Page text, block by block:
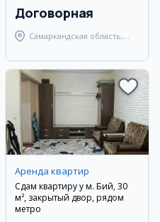
Договорная
Самаркандская область,
Аренда квартир
Сдам квартиру у м. Бий, 30
м², закрытый двор, рядом
метро